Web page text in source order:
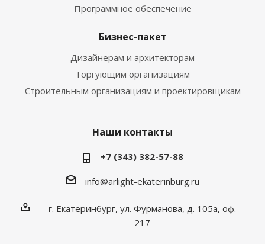
Программное обеспечение
Бизнес-пакет
Дизайнерам и архитекторам
Торгующим организациям
Строительным организациям и проектировщикам
Наши контакты
+7 (343) 382-57-88
info@arlight-ekaterinburg.ru
г. Екатеринбург, ул. Фурманова, д. 105а, оф.
217